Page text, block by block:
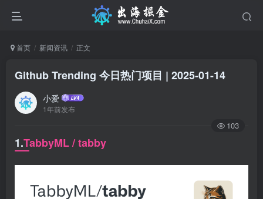
首页 新闻资讯 正文
Github Trending 今日热门项目 | 2025-01-14
小爱
1年前发布
103
1.TabbyML / tabby